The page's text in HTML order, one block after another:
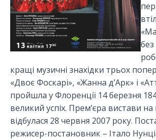
без
кращі музичні знахідки трьох
«Двоє Фоскарі», «Жанна д’Арк» і
пройшла у Флоренції 14 березня
великий успіх. Прем’єра вистави на
відбулася 28 червня 2007 року.
режисер-постановник – Італо